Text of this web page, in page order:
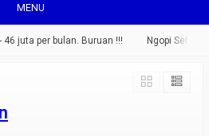
MENU
juta per bulan. Buruan !!! Ngopi Sehat